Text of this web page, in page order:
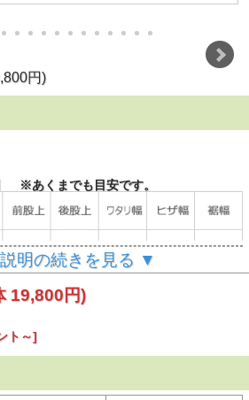
円)
※あくまでも目安です。
明の続きを見る ▼
19,800円)
ト～]